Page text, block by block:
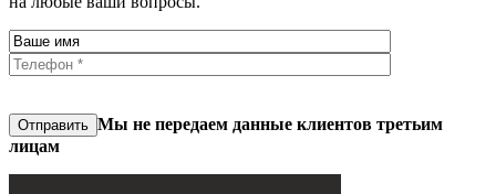
Отправить Мы не передаем данные клиентов третьим
лицам